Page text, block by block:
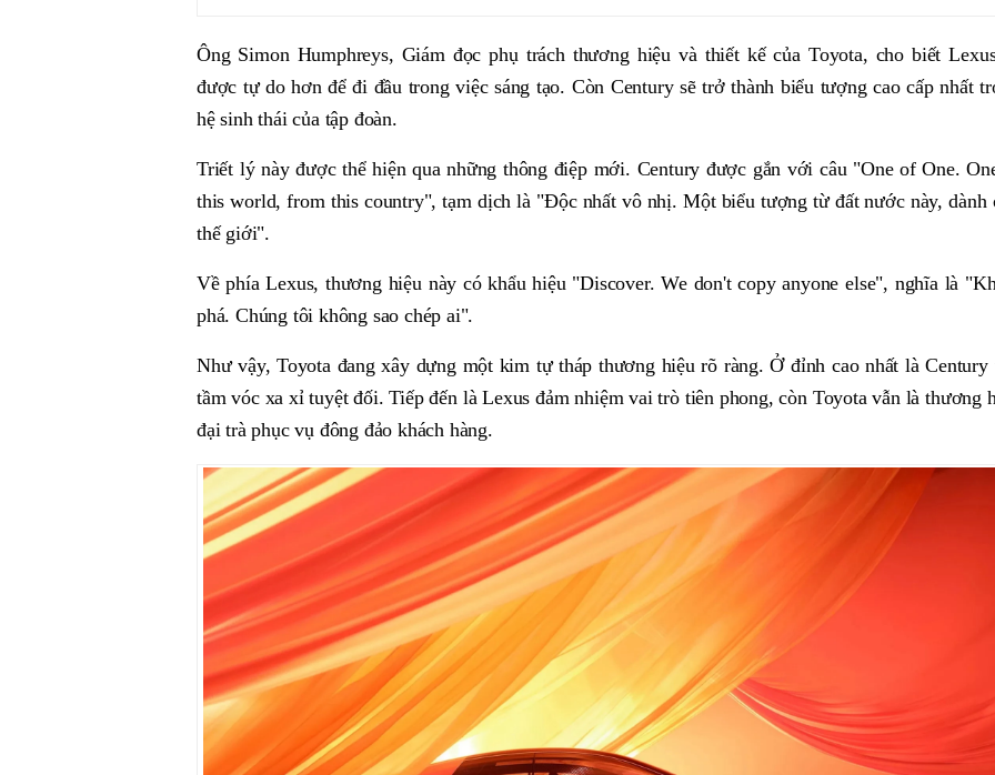
Ông Simon Humphreys, Giám đọc phụ trách thương hiệu và thiết kế của Toyota, cho biết
được tự do hơn để đi đầu trong việc sáng tạo. Còn Century sẽ trở thành biểu tượng cao cấp nhất
hệ sinh thái của tập đoàn.
Triết lý này được thể hiện qua những thông điệp mới. Century được gắn với câu "One of One.
this world, from this country", tạm dịch là "Độc nhất vô nhị. Một biểu tượng từ đất nước này, dành
thế giới".
Về phía Lexus, thương hiệu này có khẩu hiệu "Discover. We don't copy anyone else", nghĩa là
phá. Chúng tôi không sao chép ai".
Như vậy, Toyota đang xây dựng một kim tự tháp thương hiệu rõ ràng. Ở đỉnh cao nhất là Century
tầm vóc xa xỉ tuyệt đối. Tiếp đến là Lexus đảm nhiệm vai trò tiên phong, còn Toyota vẫn là thương
đại trà phục vụ đông đảo khách hàng.